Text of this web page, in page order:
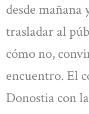
desde
trasladar al
cómo no,
encuentro. El
Donostia con